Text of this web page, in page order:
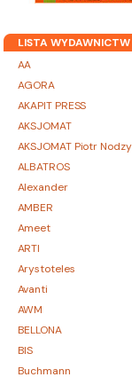
LISTA WYDAWNICTW
AA
AGORA
AKAPIT PRESS
AKSJOMAT
AKSJOMAT Piotr
ALBATROS
Alexander
AMBER
Ameet
ARTI
Arystoteles
Avanti
AWM
BELLONA
BIS
Buchmann